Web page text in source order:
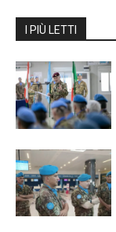
I PIÙ LETTI